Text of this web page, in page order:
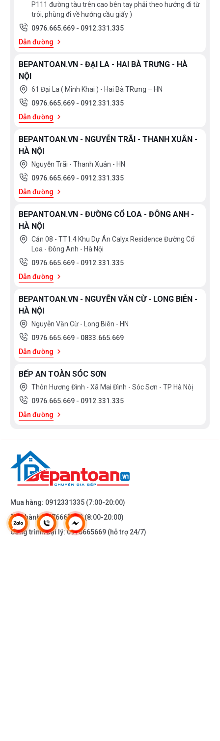
P111 đường tàu trên cao bên tay phải theo hướng đi từ
trôi, phùng đi về hướng cầu giấy )
0976.665.669 - 0912.331.335
Dẫn đường
BEPANTOAN.VN - ĐẠI LA - HAI BÀ TRƯNG - HÀ
NỘI
61 Đại La ( Minh Khai ) - Hai Bà TRưng – HN
0976.665.669 - 0912.331.335
Dẫn đường
BEPANTOAN.VN - NGUYỄN TRÃI - THANH XUÂN -
HÀ NỘI
Nguyễn Trãi - Thanh Xuân - HN
0976.665.669 - 0912.331.335
Dẫn đường
BEPANTOAN.VN - ĐƯỜNG CỔ LOA - ĐÔNG ANH -
HÀ NỘI
Căn 08 - TT1.4 Khu Dự Án Calyx Residence Đường Cổ
Loa - Đông Anh - Hà Nội
0976.665.669 - 0912.331.335
Dẫn đường
BEPANTOAN.VN - NGUYỄN VĂN CỪ - LONG BIÊN -
HÀ NỘI
Nguyễn Văn Cừ - Long Biên - HN
0976.665.669 - 0833.665.669
Dẫn đường
BẾP AN TOÀN SÓC SƠN
Thôn Hương Đình - Xã Mai Đình - Sóc Sơn - TP Hà Nôị
0976.665.669 - 0912.331.335
Dẫn đường
Mua hàng: 0912331335 (7:00-20:00)
Bảo hành:0976665669(8:00-20:00)
Công trình/Đại lý:0976665669 (hỗ trợ 24/7)